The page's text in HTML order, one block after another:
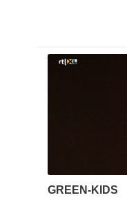
GREEN-KIDS